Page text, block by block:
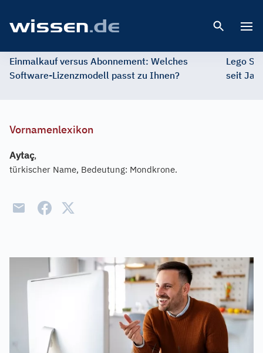
Einmalkauf versus Abonnement: Welches
Software-Lizenzmodell passt zu Ihnen?
Lego
seit
Vornamenlexikon
Aytaç,
türkischer Name, Bedeutung: Mondkrone.